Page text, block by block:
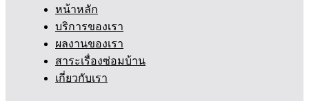
หน้าหลัก
บริการของเรา
ผลงานของเรา
สาระเรื่องซ่อมบ้าน
เกี่ยวกับเรา